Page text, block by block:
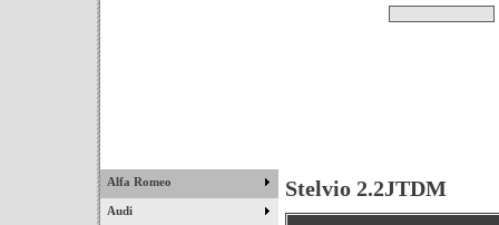
Alfa Romeo
Audi
Stelvio 2.2JTDM